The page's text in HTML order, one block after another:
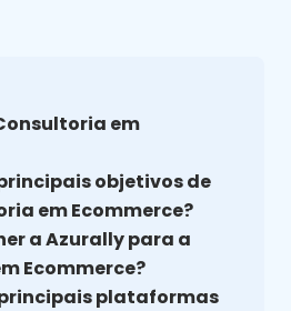
em
objetivos de
em Ecommerce?
a Azurally para a
Ecommerce?
plataformas